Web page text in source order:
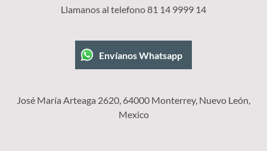
Llamanos al telefono 81 14 9999 14
Envíanos Whatsapp
José María Arteaga 2620, 64000 Monterrey, Nuevo León,
Mexico